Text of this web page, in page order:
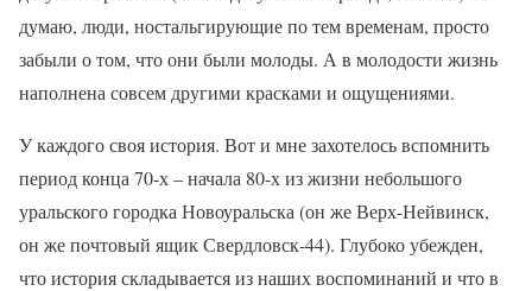
думаю, люди, ностальгирующие по тем временам, просто
забыли о том, что они были молоды. А в молодости жизнь
наполнена совсем другими красками и ощущениями.
У каждого своя история. Вот и мне захотелось вспомнить
период конца 70-х – начала 80-х из жизни небольшого
уральского городка Новоуральска (он же Верх-Нейвинск,
он же почтовый ящик Свердловск-44). Глубоко убежден,
что история складывается из наших воспоминаний и что в